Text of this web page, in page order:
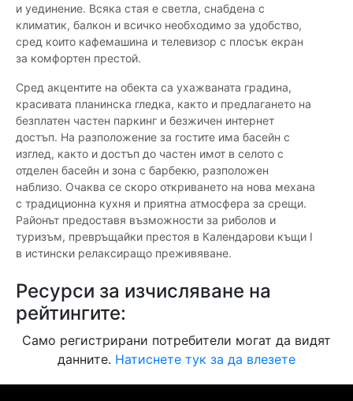
и уединение. Всяка стая е светла, снабдена с
климатик, балкон и всичко необходимо за удобство,
сред които кафемашина и телевизор с плосък екран
за комфортен престой.
Сред акцентите на обекта са ухажваната градина,
красивата планинска гледка, както и предлагането на
безплатен частен паркинг и безжичен интернет
достъп. На разположение за гостите има басейн с
изглед, както и достъп до частен имот в селото с
отделен басейн и зона с барбекю, разположен
наблизо. Очаква се скоро откриването на нова механа
с традиционна кухня и приятна атмосфера за срещи.
Районът предоставя възможности за риболов и
туризъм, превръщайки престоя в Календарови къщи I
в истински релаксиращо преживяване.
Ресурси за изчисляване на
рейтингите:
Само регистрирани потребители могат да видят
данните. Натиснете тук за да влезете